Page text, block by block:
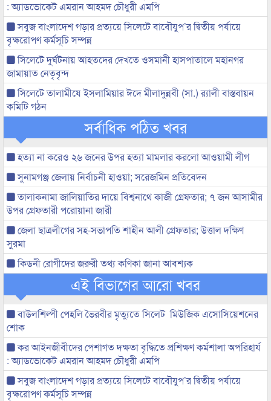
: অ্যাডভোকেট এমরান আহমদ চৌধুরী এমপি
সবুজ বাংলাদেশ গড়ার প্রত্যয়ে সিলেটে বাবৌযুপ’র দ্বিতীয় পর্যায়ে
বৃক্ষরোপণ কর্মসূচি সম্পন্ন
সিলেটে দুর্ঘটনায় আহতদের দেখতে ওসমানী হাসপাতালে মহানগর
জামায়াত নেতৃবৃন্দ
সিলেটে তালামীযে ইসলামিয়ার ঈদে মীলাদুন্নবী (সা.) র‌্যালী বাস্তবায়ন
কমিটি গঠন
সর্বাধিক পঠিত খবর
হত্যা না করেও ২৬ জনের উপর হত্যা মামলার করলো আওয়ামী লীগ
সুনামগঞ্জ জেলায় নির্বাচনী হাওয়া; সরেজমিন প্রতিবেদন
তালাকনামা জালিয়াতির দায়ে বিশ্বনাথে কাজী গ্রেফতার; ৭ জন আসামীর
উপর গ্রেফতারী পরোয়ানা জারী
জেলা ছাত্রলীগের সহ-সভাপতি শাহীন আলী গ্রেফতার; উত্তাল দক্ষিণ
সুরমা
কিডনী রোগীদের জরুরী তথ্য কণিকা জানা আবশ্যক
এই বিভাগের আরো খবর
বাউলশিল্পী পেহলি ভৈরবীর মৃত্যুতে সিলেট মিউজিক এসোসিয়েশনের
শোক
কর আইনজীবীদের পেশাগত দক্ষতা বৃদ্ধিতে প্রশিক্ষণ কর্মশালা অপরিহার্য
: অ্যাডভোকেট এমরান আহমদ চৌধুরী এমপি
সবুজ বাংলাদেশ গড়ার প্রত্যয়ে সিলেটে বাবৌযুপ’র দ্বিতীয় পর্যায়ে
বৃক্ষরোপণ কর্মসূচি সম্পন্ন